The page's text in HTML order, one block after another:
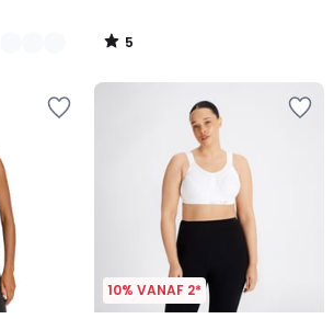
5
/
10% VANAF 2*